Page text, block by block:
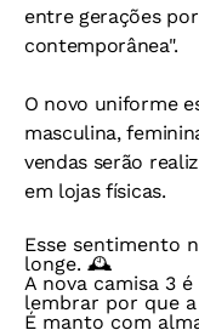
entre gerações
contemporânea".
O novo uniforme
masculina,
vendas serão
em lojas físicas.
Esse sentimento
longe. 🕰️
A nova camisa 3
lembrar por que
É manto com